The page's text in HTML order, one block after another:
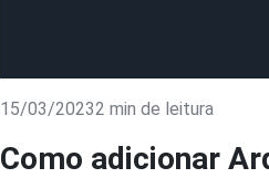
15/03/20232 min de leitura
Como adicionar